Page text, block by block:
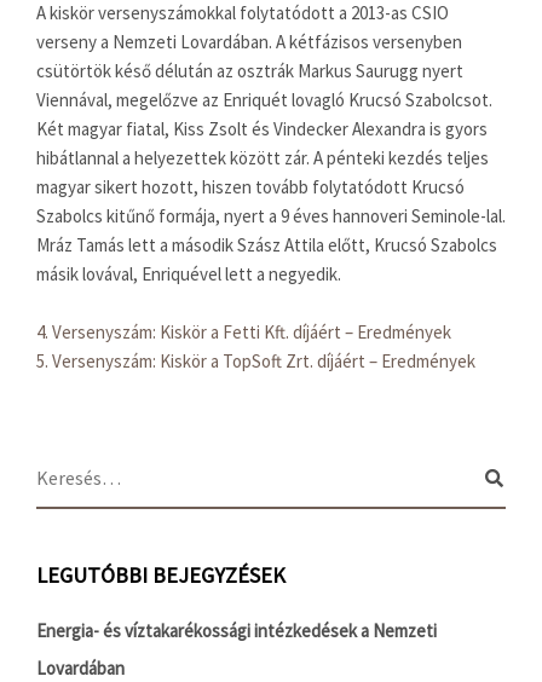
A kiskör versenyszámokkal folytatódott a 2013-as CSIO
verseny a Nemzeti Lovardában. A kétfázisos versenyben
csütörtök késő délután az osztrák Markus Saurugg nyert
Viennával, megelőzve az Enriquét lovagló Krucsó Szabolcsot.
Két magyar fiatal, Kiss Zsolt és Vindecker Alexandra is gyors
hibátlannal a helyezettek között zár. A pénteki kezdés teljes
magyar sikert hozott, hiszen tovább folytatódott Krucsó
Szabolcs kitűnő formája, nyert a 9 éves hannoveri Seminole-lal.
Mráz Tamás lett a második Szász Attila előtt, Krucsó Szabolcs
másik lovával, Enriquével lett a negyedik.
4. Versenyszám: Kiskör a Fetti Kft. díjáért – Eredmények
5. Versenyszám: Kiskör a TopSoft Zrt. díjáért – Eredmények
LEGUTÓBBI BEJEGYZÉSEK
Energia- és víztakarékossági intézkedések a Nemzeti
Lovardában